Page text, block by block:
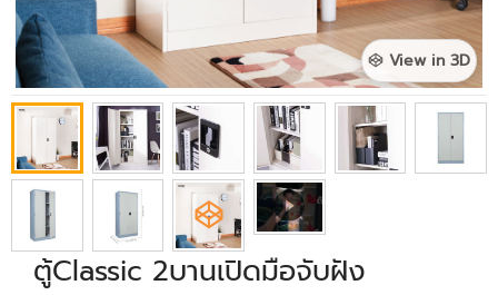
View in 3D
ตู้Classic 2บานเปิดมือจับฝัง